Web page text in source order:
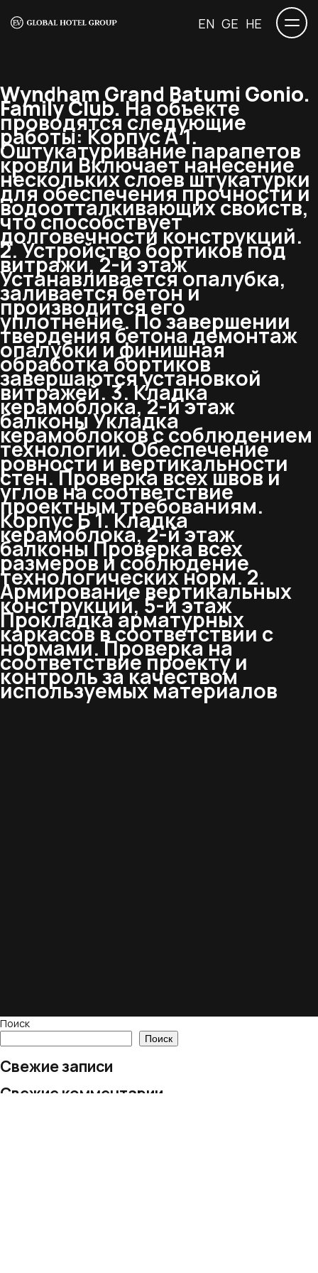
EN GE HE
Wyndham Grand Batumi Gonio.
Family Club.На объекте
проводятся следующие
работы: Корпус А 1.
Оштукатуривание парапетов
кровли Включает нанесение
нескольких слоев штукатурки
для обеспечения прочности и
водоотталкивающих свойств,
что способствует
долговечности конструкций.
2. Устройство бортиков под
витражи, 2-й этаж
Устанавливается опалубка,
заливается бетон и
производится его
уплотнение. По завершении
твердения бетона демонтаж
опалубки и финишная
обработка бортиков
завершаются установкой
витражей. 3. Кладка
керамоблока, 2-й этаж
балконы Укладка
керамоблоков с соблюдением
технологии. Обеспечение
ровности и вертикальности
стен. Проверка всех швов и
углов на соответствие
проектным требованиям.
Корпус Б 1. Кладка
керамоблока, 2-й этаж
балконы Проверка всех
размеров и соблюдение
технологических норм. 2.
Армирование вертикальных
конструкций, 5-й этаж
Прокладка арматурных
каркасов в соответствии с
нормами. Проверка на
соответствие проекту и
контроль за качеством
используемых материалов
Поиск
Поиск
Свежие записи
Свежие комментарии